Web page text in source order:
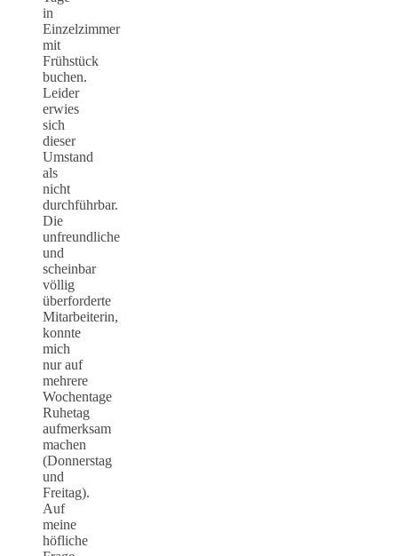
in
Einzelzimmer
mit
Frühstück
buchen.
Leider
erwies
sich
dieser
Umstand
als
nicht
durchführbar.
Die
unfreundliche
und
scheinbar
völlig
überforderte
Mitarbeiterin,
konnte
mich
nur auf
mehrere
Wochentage
Ruhetag
aufmerksam
machen
(Donnerstag
und
Freitag).
Auf
meine
höfliche